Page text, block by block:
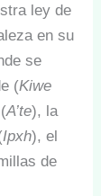
ley de
en su
se
(Kiwe
A’te), la
Ipxh), el
de